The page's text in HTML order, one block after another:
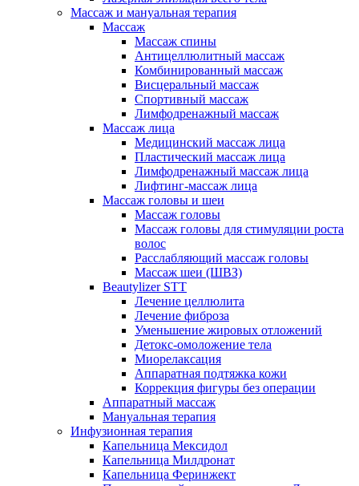
Массаж и мануальная терапия
Массаж
Массаж спины
Антицеллюлитный массаж
Комбинированный массаж
Висцеральный массаж
Спортивный массаж
Лимфодренажный массаж
Массаж лица
Медицинский массаж лица
Пластический массаж лица
Лимфодренажный массаж лица
Лифтинг-массаж лица
Массаж головы и шеи
Массаж головы
Массаж головы для стимуляции роста
волос
Расслабляющий массаж головы
Массаж шеи (ШВЗ)
Beautylizer STT
Лечение целлюлита
Лечение фиброза
Уменьшение жировых отложений
Детокс-омоложение тела
Миорелаксация
Аппаратная подтяжка кожи
Коррекция фигуры без операции
Аппаратный массаж
Мануальная терапия
Инфузионная терапия
Капельница Мексидол
Капельница Милдронат
Капельница Феринжект